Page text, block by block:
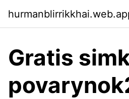
Gratis